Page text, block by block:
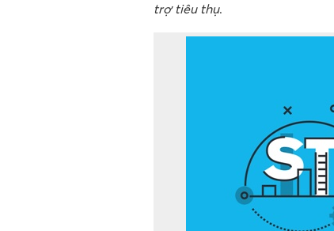
trợ tiêu thụ.